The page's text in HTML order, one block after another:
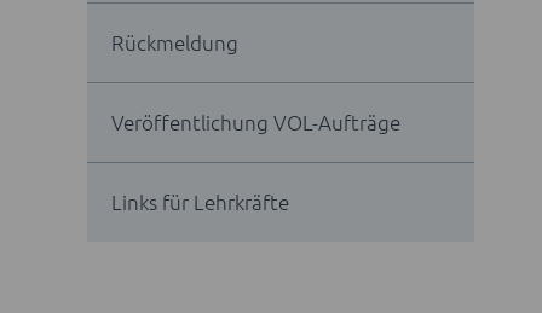
Rückmeldung
Veröffentlichung VOL-Aufträge
Links für Lehrkräfte